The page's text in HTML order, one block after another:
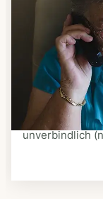
Bestellen &
Suchen Sie
aus, was
schriftlich
Ein Kurier
vereinbarten
Anbietern
unverbindlich